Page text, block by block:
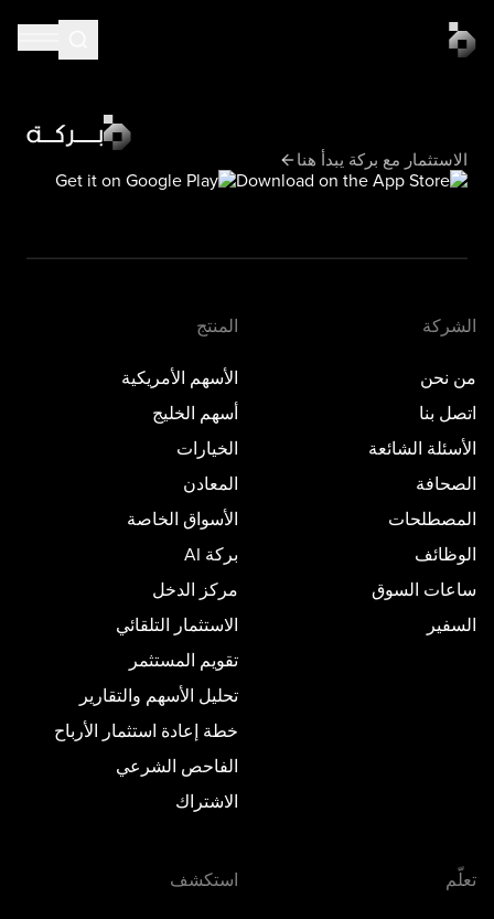
الاستثمار مع بركة يبدأ هنا
الشركة
من نحن
اتصل بنا
الأسئلة الشائعة
الصحافة
المصطلحات
الوظائف
ساعات السوق
السفير
المنتج
الأسهم الأمريكية
أسهم الخليج
الخيارات
المعادن
الأسواق الخاصة
بركة AI
مركز الدخل
الاستثمار التلقائي
تقويم المستثمر
تحليل الأسهم والتقارير
خطة إعادة استثمار الأرباح
الفاحص الشرعي
الاشتراك
تعلّم استكشف